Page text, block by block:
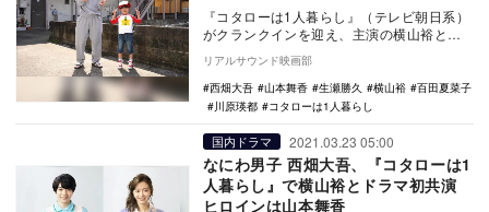
『コタローは1人暮らし』（テレビ朝日系）
がクランクインを迎え、主演の横山裕とコ
タロー役の川原瑛都が初めて2人揃って撮影
を行った。…
リアルサウンド映画部
西畑大吾
山本舞香 生瀬勝久 横山裕
百田夏菜子
川原瑛都
コタローは1人暮らし
国内ドラマ 2021.03.23 05:00
なにわ男子 西畑大吾、『コタローは1
人暮らし』で横山裕とドラマ初共演
ヒロインは山本舞香